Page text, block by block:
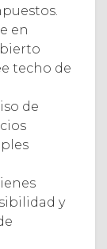
en
techo de
de
y